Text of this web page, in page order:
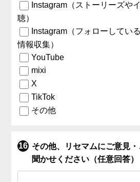
Instagram（ストーリーズや
聴）
Instagram（フォローしてい
情報収集）
YouTube
mixi
X
TikTok
その他
その他、リセマムにご意見
聞かせください（任意回答）